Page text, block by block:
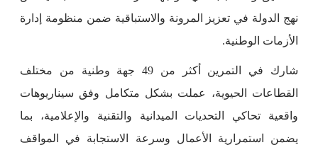
نهج الدولة في تعزيز المرونة والاستباقية ضمن منظومة إدارة
الأزمات الوطنية.
شارك في التمرين أكثر من 49 جهة وطنية من مختلف
القطاعات الحيوية، عملت بشكل متكامل وفق سيناريوهات
واقعية تحاكي التحديات الميدانية والتقنية والإعلامية، بما
يضمن استمرارية الأعمال وسرعة الاستجابة في المواقف